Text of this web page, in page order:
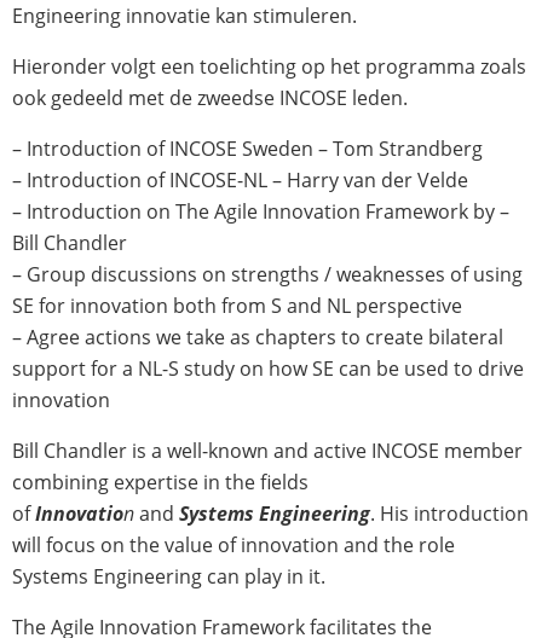
Engineering innovatie kan stimuleren.
Hieronder volgt een toelichting op het programma zoals
ook gedeeld met de zweedse INCOSE leden.
– Introduction of INCOSE Sweden – Tom Strandberg
– Introduction of INCOSE-NL – Harry van der Velde
– Introduction on The Agile Innovation Framework by –
Bill Chandler
– Group discussions on strengths / weaknesses of using
SE for innovation both from S and NL perspective
– Agree actions we take as chapters to create bilateral
support for a NL-S study on how SE can be used to drive
innovation
Bill Chandler is a well-known and active INCOSE member
combining expertise in the fields
ofInnovationand Systems Engineering. His introduction
will focus on the value of innovation and the role
Systems Engineering can play in it.
The Agile Innovation Framework facilitates the